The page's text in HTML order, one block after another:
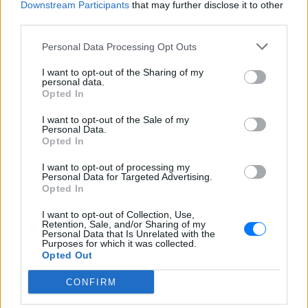
Downstream Participants that may further disclose it to other
Personal Data Processing Opt Outs
I want to opt-out of the Sharing of my
personal data.
Opted In
I want to opt-out of the Sale of my
Personal Data.
Opted In
I want to opt-out of processing my
Personal Data for Targeted Advertising.
Opted In
I want to opt-out of Collection, Use,
Retention, Sale, and/or Sharing of my
Personal Data that Is Unrelated with the
Purposes for which it was collected.
Opted Out
CONFIRM
ΔΕΙΤΕ ΕΠΙΣΗΣ
ΣΤΗΝ ΙΔΙΑ ΚΑΤΗΓΟΡΙΑ
Βάλια Χατζηθεοδώρου: Μπικίνι
και βραδινές έξοδοι στη
Μύκονο – Οι φωτογραφίες της
καλοκαιρινές της διακοπές στο «νησί